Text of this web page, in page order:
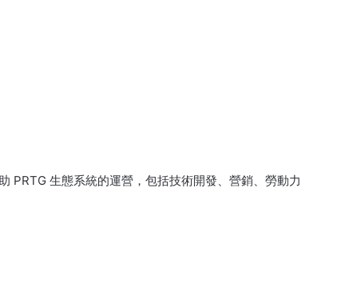
PRTG 生態系統的運營，包括技術開發、營銷、勞動力